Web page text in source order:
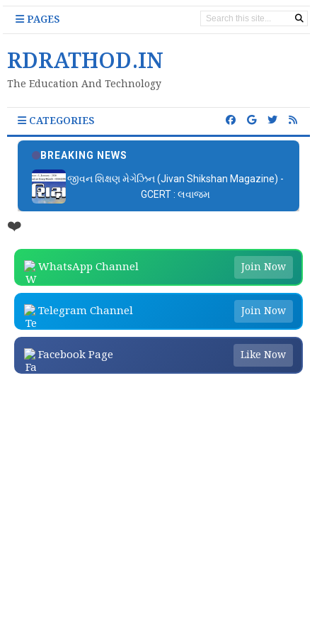
PAGES
RDRATHOD.IN
The Education And Technology
CATEGORIES
BREAKING NEWS
જીવન શિક્ષણ મેગેઝિન (Jivan Shikshan Magazine) -
GCERT : લવાજમ
❤️
WhatsApp Channel Join Now
Telegram Channel Join Now
Facebook Page Like Now